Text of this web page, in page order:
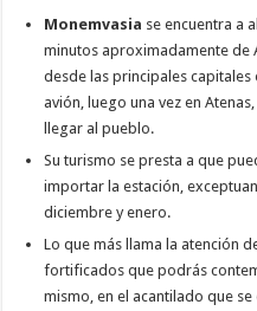
Monemvasia se encuentra a
minutos aproximadamente de
desde las principales
avión, luego una vez en
llegar al pueblo.
Su turismo se presta a que
importar la estación,
diciembre y enero.
Lo que más llama la atención
fortificados que podrás
mismo, en el acantilado que